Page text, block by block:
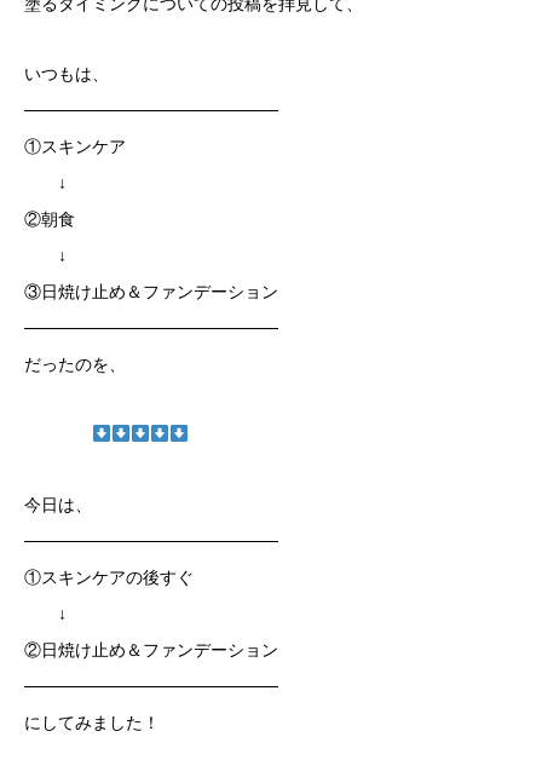
塗るタイミングについての投稿を拝見して、
いつもは、
─────────────────────
①スキンケア
↓
②朝食
↓
③日焼け止め＆ファンデーション
─────────────────────
だったのを、
今日は、
─────────────────────
①スキンケアの後すぐ
↓
②日焼け止め＆ファンデーション
─────────────────────
にしてみました！